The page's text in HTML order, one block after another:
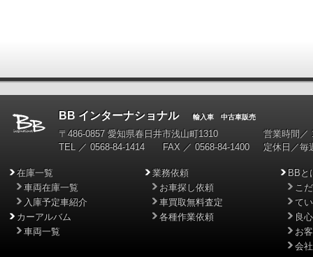
BB インターナショナル輸入車 中古車販売
〒486-0857 愛知県春日井市浅山町1310
TEL ／ 0568-84-1414 FAX ／ 0568-84-1400
営業時間／
定休日／毎
在庫一覧
車両在庫一覧
入庫予定車紹介
カーアルバム
車両一覧
業務依頼
お車探し依頼
車買取無料査定
各種作業依頼
BBと
こ
て
良
お
会